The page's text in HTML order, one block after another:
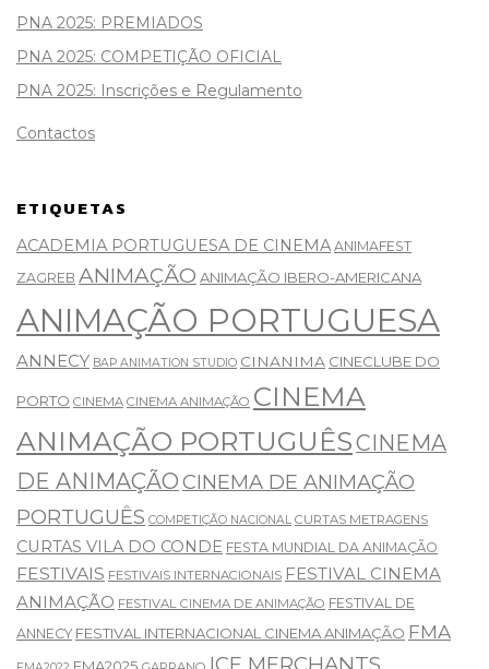
PNA 2025: PREMIADOS
PNA 2025: COMPETIÇÃO OFICIAL
PNA 2025: Inscrições e Regulamento
Contactos
ETIQUETAS
ACADEMIA PORTUGUESA DE CINEMA ANIMAFEST
ZAGREB ANIMAÇÃO ANIMAÇÃO IBERO-AMERICANA
ANIMAÇÃO PORTUGUESA
ANNECY BAP ANIMATION STUDIO CINANIMA CINECLUBE DO
PORTO CINEMA CINEMA ANIMAÇÃO CINEMA
ANIMAÇÃO PORTUGUÊSCINEMA
DE ANIMAÇÃOCINEMA DE ANIMAÇÃO
PORTUGUÊS COMPETIÇÃO NACIONAL CURTAS METRAGENS
CURTAS VILA DO CONDE FESTA MUNDIAL DA ANIMAÇÃO
FESTIVAIS FESTIVAIS INTERNACIONAIS FESTIVAL CINEMA
ANIMAÇÃO FESTIVAL CINEMA DE ANIMAÇÃO FESTIVAL DE
ANNECY FESTIVAL INTERNACIONAL CINEMA ANIMAÇÃO FMA
FMA2025 ICE MERCHANTS